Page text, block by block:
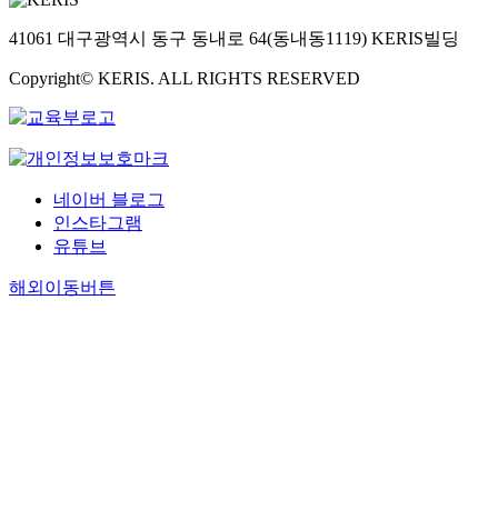
41061 대구광역시 동구 동내로 64(동내동1119) KERIS빌딩
Copyright© KERIS. ALL RIGHTS RESERVED
네이버 블로그
인스타그램
유튜브
해외이동버튼